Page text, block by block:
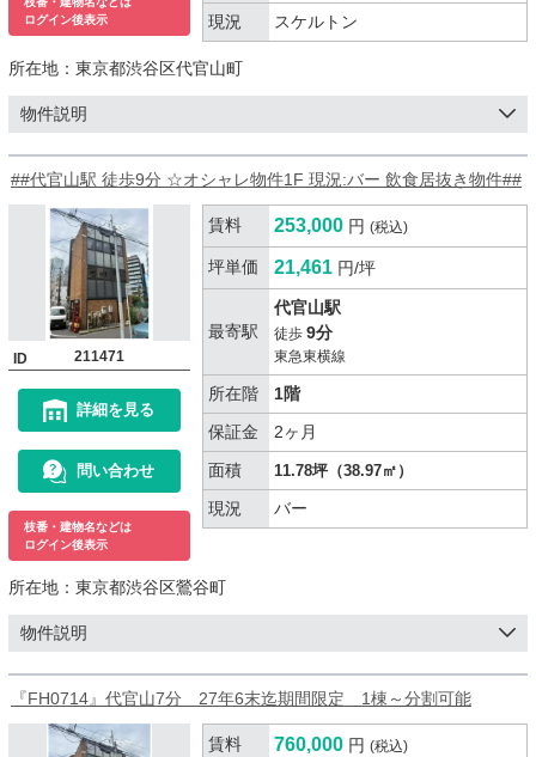
ログイン後表示
現況 スケルトン
所在地： 東京都渋谷区代官山町
物件説明
##代官山駅 徒歩9分 ☆オシャレ物件1F 現況:バー 飲食居抜き物件##
ID 211471
詳細を見る
問い合わせ
枝番・建物名などは
ログイン後表示
賃料 253,000 円 (税込)
坪単価 21,461 円/坪
最寄駅
代官山駅
徒歩 9分
東急東横線
所在階
1階
保証金
2ヶ月
面積
11.78坪（38.97㎡）
現況 バー
所在地： 東京都渋谷区鶯谷町
物件説明
『FH0714』代官山7分 27年6末迄期間限定 1棟～分割可能
賃料 760,000 円 (税込)